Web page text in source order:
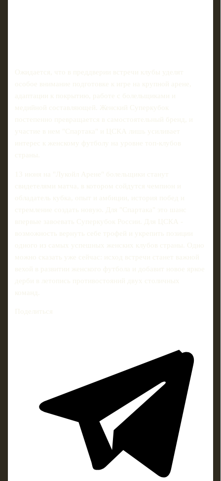
Ожидается, что в преддверии встречи клубы уделят
особое внимание подготовке к игре на крупной арене,
адаптации к покрытию, работе с болельщиками и
медийной составляющей. Женский Суперкубок
постепенно превращается в самостоятельный бренд, и
участие в нем "Спартака" и ЦСКА лишь усиливает
интерес к женскому футболу на уровне топ‑клубов
страны.
13 июня на "Лукойл Арене" болельщики станут
свидетелями матча, в котором сойдутся чемпион и
обладатель кубка, опыт и амбиции, история побед и
стремление создать новую. Для "Спартака" это шанс
впервые завоевать Суперкубок России. Для ЦСКА -
возможность вернуть себе трофей и укрепить позиции
одного из самых успешных женских клубов страны. Одно
можно сказать уже сейчас: исход встречи станет важной
вехой в развитии женского футбола и добавит новое яркое
дерби в летопись противостояний двух столичных
команд.
Поделиться